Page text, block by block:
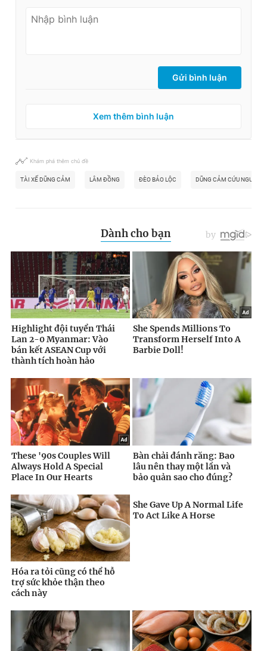
Gửi bình luận
Xem thêm bình luận
Khám phá thêm chủ đề
TÀI XẾ DŨNG CẢM LÂM ĐỒNG ĐÈO BẢO LỘC DŨNG CẢM CỨU NGƯỜI